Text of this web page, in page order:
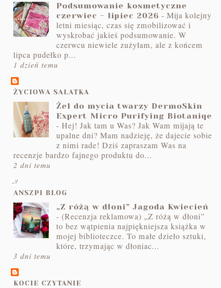
Podsumowanie kosmetyczne
czerwiec - lipiec 2026 -Mija kolejny
letni miesiąc, czas się zmobilizować i
wyskrobać jakieś podsumowanie. W
czerwcu niewiele zużyłam, ale z końcem
lipca pudełko p...
1 dzień temu
ŻYCIOWA SAŁATKA
Żel do mycia twarzy DermoSkin
Expert Micro Purifying Biotaniqe
-Hej! Jak tam u Was? Jak Wam mijają te
upalne dni? Mam nadzieję, że dajecie sobie
z nimi rade! Dziś zapraszam Was na
recenzje bardzo fajnego produktu do...
2 dni temu
ANSZPI BLOG
„Z różą w dłoni” Jagoda Kwiecień
-(Recenzja reklamowa) „Z różą w dłoni”
to bez wątpienia najpiękniejsza książka w
mojej biblioteczce. To małe dzieło sztuki,
które, trzymając w dłoniac...
3 dni temu
KOCIE CZYTANIE